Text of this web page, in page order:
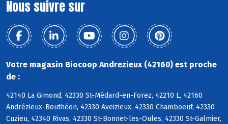
Nous suivre sur
Votre magasin Biocoop Andrezieux (42160) est proche
de :
42140 La Gimond, 42330 St-Médard-en-Forez, 42210 L, 42160
Andrézieux-Bouthéon, 42330 Aveizieux, 42330 Chamboeuf, 42330
Cuzieu, 42340 Rivas, 42330 St-Bonnet-les-Oules, 42330 St-Galmier,